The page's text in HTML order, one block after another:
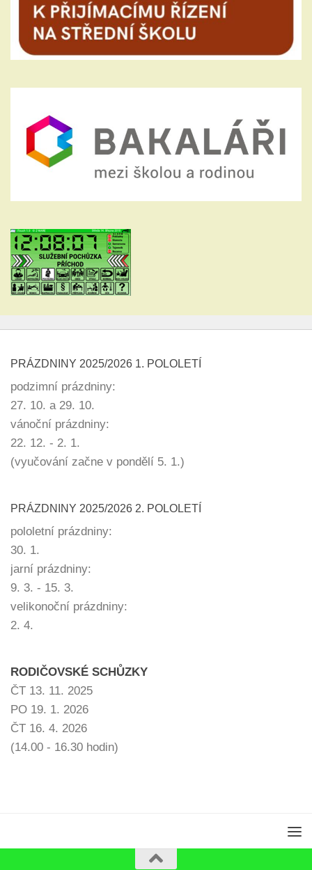
PRÁZDNINY 2025/2026 1. POLOLETÍ
podzimní prázdniny:
27. 10. a 29. 10.
vánoční prázdniny:
22. 12. - 2. 1.
(vyučování začne v pondělí 5. 1.)
PRÁZDNINY 2025/2026 2. POLOLETÍ
pololetní prázdniny:
30. 1.
jarní prázdniny:
9. 3. - 15. 3.
velikonoční prázdniny:
2. 4.
RODIČOVSKÉ SCHŮZKY
ČT 13. 11. 2025
PO 19. 1. 2026
ČT 16. 4. 2026
(14.00 - 16.30 hodin)